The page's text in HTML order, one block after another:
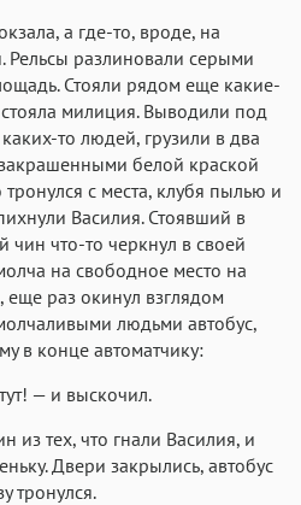
а где-то, вроде, на
Рельсы разлиновали серыми
Стояли рядом еще какие-
милиция. Выводили под
то людей, грузили в два
белой краской
с места, клубя пылью и
Василия. Стоявший в
что-то черкнул в своей
на свободное место на
раз окинул взглядом
людьми автобус,
в конце автоматчику:
— и выскочил.
из тех, что гнали Василия, и
Двери закрылись, автобус
тронулся.